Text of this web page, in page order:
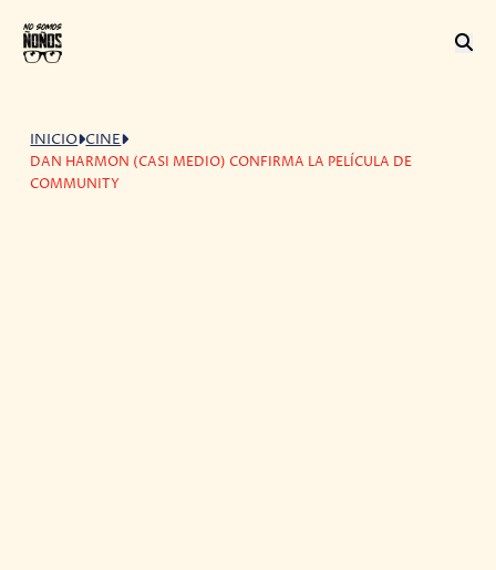
INICIO CINE
DAN HARMON (CASI MEDIO) CONFIRMA LA PELÍCULA DE
COMMUNITY